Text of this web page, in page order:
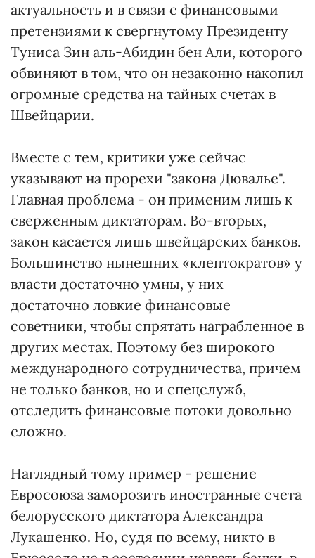
актуальность и в связи с финансовыми
претензиями к свергнутому Президенту
Туниса Зин аль-Абидин бен Али, которого
обвиняют в том, что он незаконно накопил
огромные средства на тайных счетах в
Швейцарии.
Вместе с тем, критики уже сейчас
указывают на прорехи "закона Дювалье".
Главная проблема - он применим лишь к
сверженным диктаторам. Во-вторых,
закон касается лишь швейцарских банков.
Большинство нынешних «клептократов» у
власти достаточно умны, у них
достаточно ловкие финансовые
советники, чтобы спрятать награбленное в
других местах. Поэтому без широкого
международного сотрудничества, причем
не только банков, но и спецслужб,
отследить финансовые потоки довольно
сложно.
Наглядный тому пример - решение
Евросоюза заморозить иностранные счета
белорусского диктатора Александра
Лукашенко. Но, судя по всему, никто в